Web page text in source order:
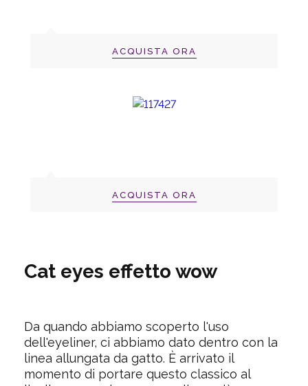
ACQUISTA ORA
ACQUISTA ORA
Cat eyes effetto wow
Da quando abbiamo scoperto l'uso
dell'eyeliner, ci abbiamo dato dentro con la
linea allungata da gatto. È arrivato il
momento di portare questo classico al